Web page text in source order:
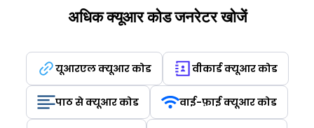
अधिक क्यूआर कोड जनरेटर खोजें
यूआरएल क्यूआर कोड वीकार्ड क्यूआर कोड
पाठ से क्यूआर कोड वाई-फ़ाई क्यूआर कोड